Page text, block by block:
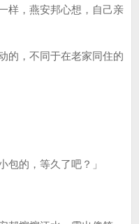
样，燕安邦心想，自己亲
的，不同于在老家同住的
包的，等久了吧？」